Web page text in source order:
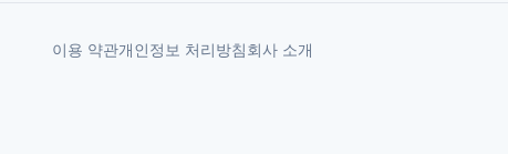
이용 약관개인정보 처리방침회사 소개